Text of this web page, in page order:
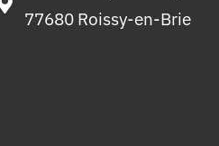
77680 Roissy-en-Brie